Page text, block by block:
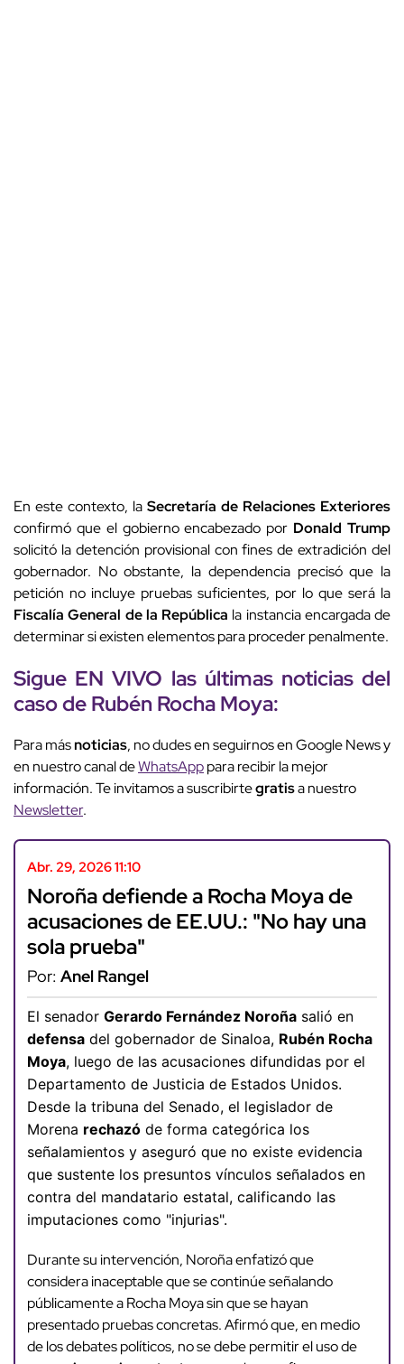
En este contexto, la Secretaría de Relaciones Exteriores
confirmó que el gobierno encabezado por Donald Trump
solicitó la detención provisional con fines de extradición del
gobernador. No obstante, la dependencia precisó que la
petición no incluye pruebas suficientes, por lo que será la
Fiscalía General de la República la instancia encargada de
determinar si existen elementos para proceder penalmente.
Sigue EN VIVO las últimas noticias del
caso de Rubén Rocha Moya:
Para másnoticias, no dudes en seguirnos en Google News y
en nuestro canal deWhatsApppara recibir la mejor
información. Te invitamos a suscribirtegratisa nuestro
Newsletter.
Abr. 29, 2026 11:10
Noroña defiende a Rocha Moya de
acusaciones de EE.UU.: "No hay una
sola prueba"
Por: Anel Rangel
El senador Gerardo Fernández Noroñasalió en
defensadel gobernador de Sinaloa, Rubén Rocha
Moya, luego de las acusaciones difundidas por el
Departamento de Justicia de Estados Unidos.
Desde la tribuna del Senado, el legislador de
Morena rechazóde forma categórica los
señalamientos y aseguró que no existe evidencia
que sustente los presuntos vínculos señalados en
contra del mandatario estatal, calificando las
imputaciones como "injurias".
Durante su intervención, Noroña enfatizó que
considera inaceptable que se continúe señalando
públicamente a Rocha Moya sin que se hayan
presentado pruebas concretas. Afirmó que, en medio
de los debates políticos, no se debe permitir el uso de